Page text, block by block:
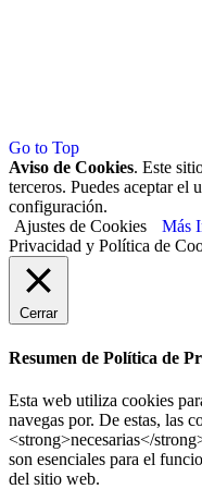
Go to Top
Aviso de Cookies. Este
terceros. Puedes aceptar el
configuración.
Ajustes de Cookies
Más
Privacidad y Política de
Cerrar
Resumen de Política de
Esta web utiliza cookies
navegas por. De estas, las
<strong>necesarias</
son esenciales para el
del sitio web.